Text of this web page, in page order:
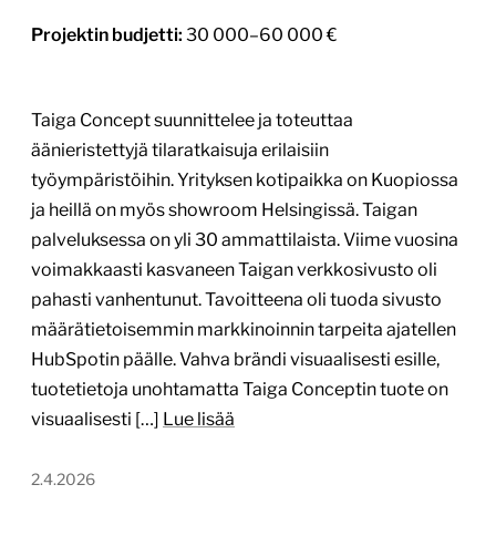
Projektin budjetti: 30 000–60 000 €
Taiga Concept suunnittelee ja toteuttaa
äänieristettyjä tilaratkaisuja erilaisiin
työympäristöihin. Yrityksen kotipaikka on Kuopiossa
ja heillä on myös showroom Helsingissä. Taigan
palveluksessa on yli 30 ammattilaista. Viime vuosina
voimakkaasti kasvaneen Taigan verkkosivusto oli
pahasti vanhentunut. Tavoitteena oli tuoda sivusto
määrätietoisemmin markkinoinnin tarpeita ajatellen
HubSpotin päälle. Vahva brändi visuaalisesti esille,
tuotetietoja unohtamatta Taiga Conceptin tuote on
visuaalisesti […] Lue lisää
2.4.2026